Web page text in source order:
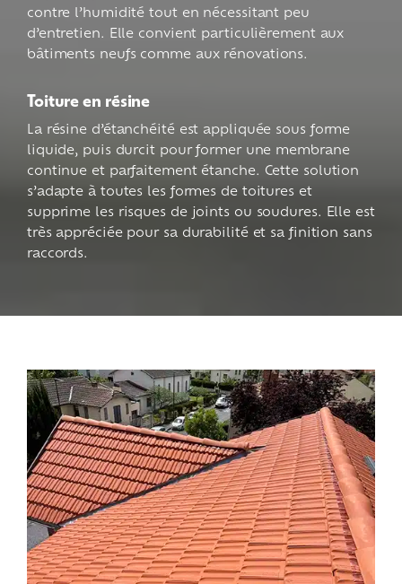
contre l’humidité tout en nécessitant peu
d’entretien. Elle convient particulièrement aux
bâtiments neufs comme aux rénovations.
Toiture en résine
La résine d’étanchéité est appliquée sous forme
liquide, puis durcit pour former une membrane
continue et parfaitement étanche. Cette solution
s’adapte à toutes les formes de toitures et
supprime les risques de joints ou soudures. Elle est
très appréciée pour sa durabilité et sa finition sans
raccords.